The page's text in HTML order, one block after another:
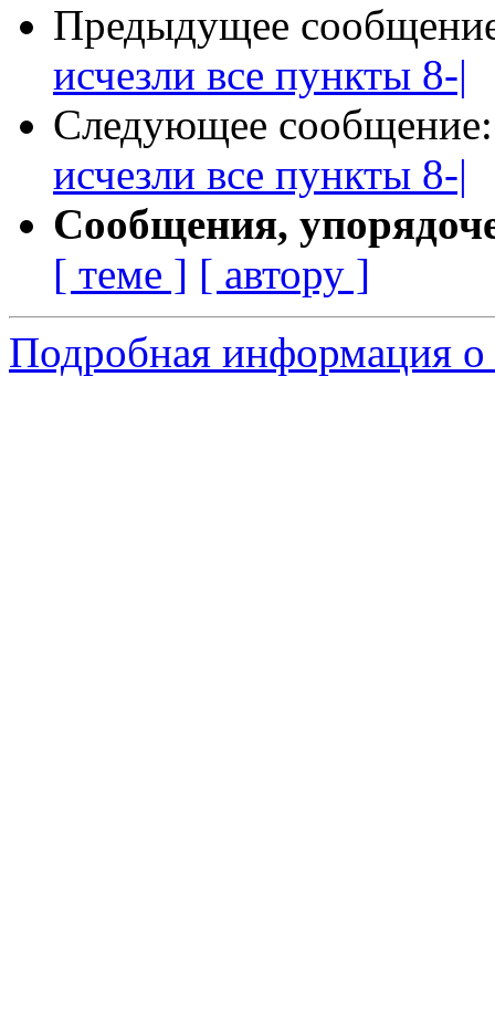
Предыдущее
исчезли все пункты 8-|
Следующее
исчезли все пункты 8-|
Сообщения,
[ теме ] [ автору ]
Подробная информация о